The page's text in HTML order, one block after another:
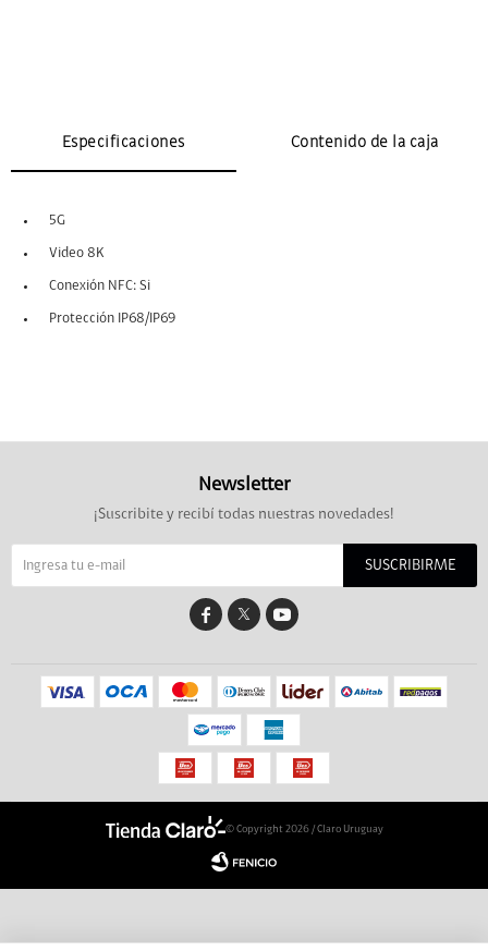
Especificaciones Contenido de la caja
5G
Video 8K
Conexión NFC: Si
Protección IP68/IP69
Newsletter
¡Suscribite y recibí todas nuestras novedades!
SUSCRIBIRME
 
© Copyright 2026 / Claro Uruguay